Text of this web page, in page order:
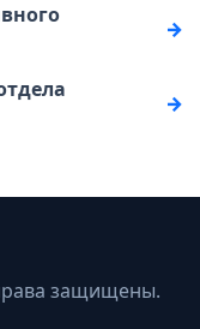
защищены.